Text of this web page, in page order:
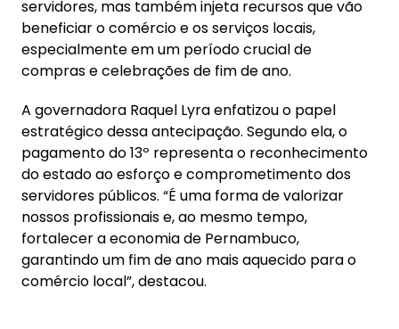
servidores, mas também injeta recursos que vão
beneficiar o comércio e os serviços locais,
especialmente em um período crucial de
compras e celebrações de fim de ano.
A governadora Raquel Lyra enfatizou o papel
estratégico dessa antecipação. Segundo ela, o
pagamento do 13º representa o reconhecimento
do estado ao esforço e comprometimento dos
servidores públicos. “É uma forma de valorizar
nossos profissionais e, ao mesmo tempo,
fortalecer a economia de Pernambuco,
garantindo um fim de ano mais aquecido para o
comércio local”, destacou.